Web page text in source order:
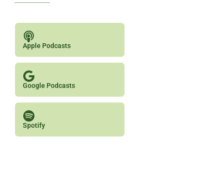
Apple Podcasts
Google Podcasts
Spotify